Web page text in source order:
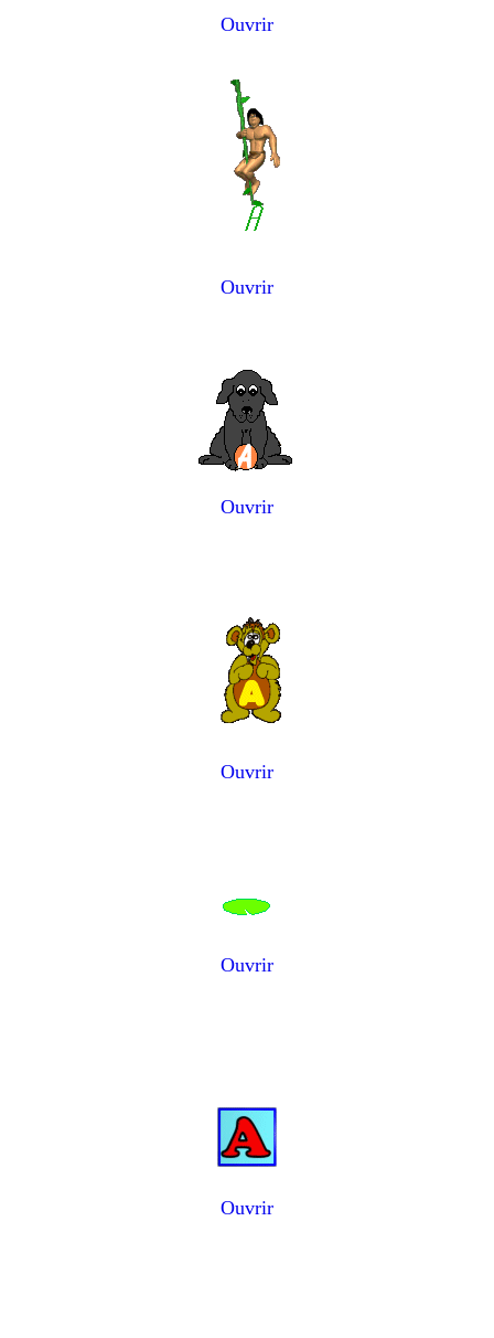
Ouvrir
Ouvrir
Ouvrir
Ouvrir
Ouvrir
Ouvrir